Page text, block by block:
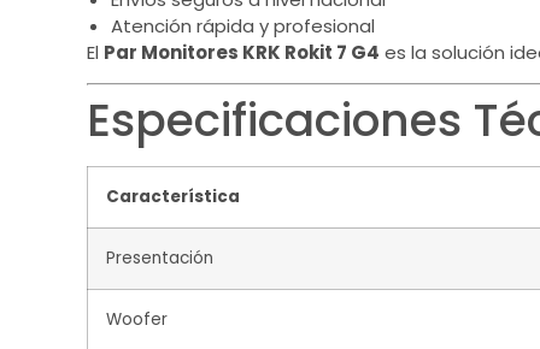
Atención rápida y profesional
El Par Monitores KRK Rokit 7 G4 es la solución
Especificaciones
Característica
Presentación
Woofer